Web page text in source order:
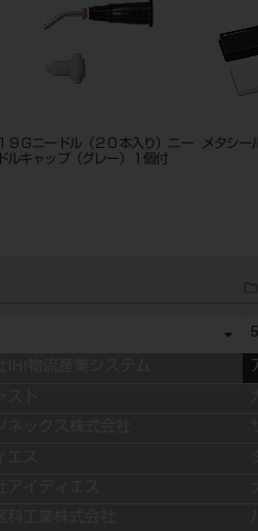
１９Ｇニードル（２０本入り）ニー
ドルキャップ（グレー）１個付
メタシー